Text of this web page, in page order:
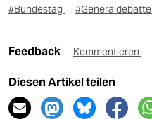
#Bundestag #Generaldebatte
Feedback Kommentieren
Diesen Artikel teilen